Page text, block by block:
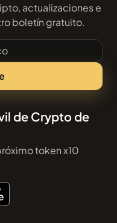
actualizaciones e
boletín gratuito.
de Crypto de
token x10